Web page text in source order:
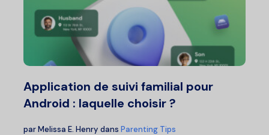
Application de suivi familial pour
Android : laquelle choisir ?
parMelissa E. Henry dans Parenting Tips